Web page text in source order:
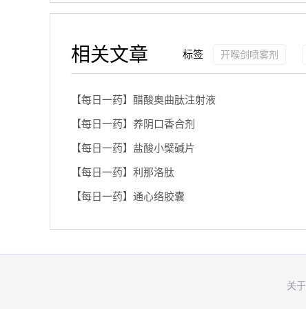
相关文章 标签 开喉剑喷雾剂
【每日一药】醋酸奥曲肽注射液
【每日一药】养阴口香合剂
【每日一药】盐酸小檗碱片
【每日一药】利那洛肽
【每日一药】通心络胶囊
关